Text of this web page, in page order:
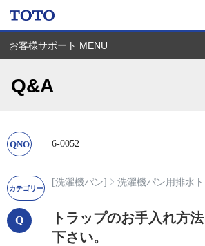
お客様サポート MENU
Q&A
6-0052
[洗濯機パン] 洗濯機パン用排水
トラップのお手入れ方
下さい。